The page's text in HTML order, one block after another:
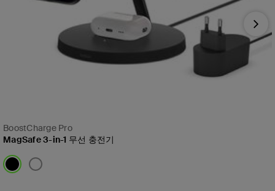
BoostCharge Pro
MagSafe 3-in-1 무선 충전기
Next